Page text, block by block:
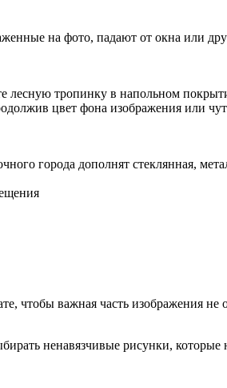
на фото, падают от окна или
тропинку в напольном
цвет фона изображения или
города дополнят стеклянная,
чтобы важная часть изображения не
ненавязчивые рисунки, которые